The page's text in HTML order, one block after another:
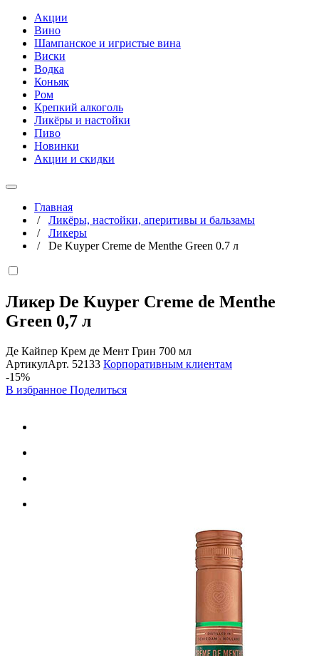
Акции
Вино
Шампанское и игристые вина
Виски
Водка
Коньяк
Ром
Крепкий алкоголь
Ликёры и настойки
Пиво
Новинки
Акции и скидки
Главная
/ Ликёры, настойки, аперитивы и бальзамы
/ Ликеры
/ De Kuyper Creme de Menthe Green 0.7 л
Ликер De Kuyper Creme de Menthe
Green 0,7 л
Де Кайпер Крем де Мент Грин 700 мл
АртикулАрт. 52133 Корпоративным клиентам
-15%
В избранное Поделиться